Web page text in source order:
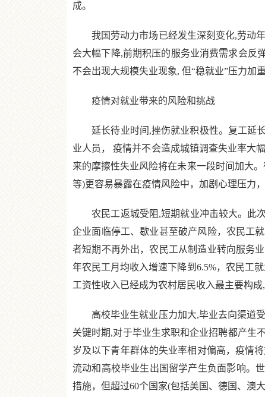
成。
我国劳动力市场已经发生深刻变化,劳动年
会大幅下降,前期积压的服务业消费需求会反
不会出现大规模失业现象, 但“稳就业”压力加重
疫情对就业带来的风险和挑战
延长待业时间,挫伤就业积极性。复工延长
业人员， 疫情并不会造成城镇调查失业率大
来的摩擦性失业风险将在未来一段时间加大
等)更容易暴露在疫情风险中，加剧心理压力
农民工返城受阻,短期就业冲击较大。此次
企业面临停工、歇业甚至破产风险，农民工
者短期不再外出，农民工从制造业转向服务
年农民工月均收入增速下降到6.5%，农民工
工资性收入已经成为农村居民收入最主要构
高校毕业生就业压力加大,毕业去向渠道受
关键时期,对于毕业生求职和企业招聘都产生
岁及以下青年群体的失业率相对偏高，疫情
流动和高校毕业生出国留学产生负面影响。
措施，但超过60个国家(包括美国、德国、澳